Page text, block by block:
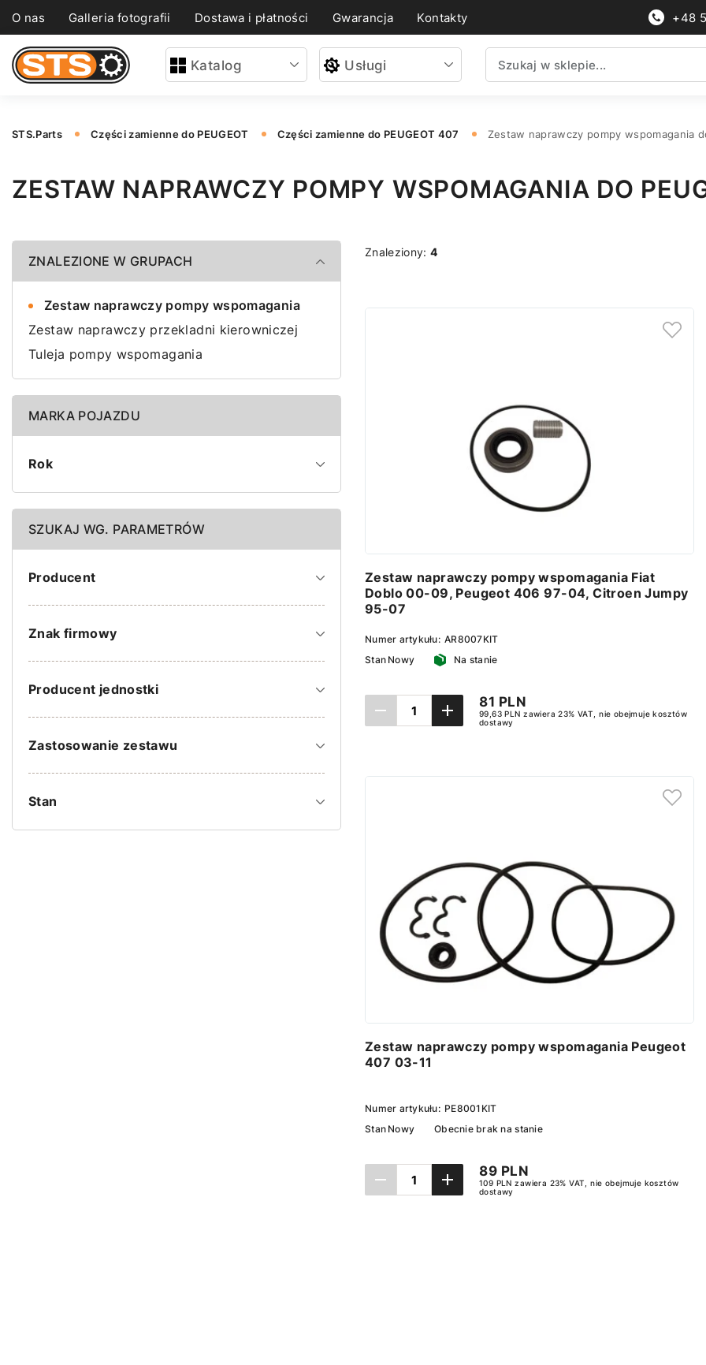
O nas Galleria fotografii Dostawa i płatności Gwarancja Kontakty +48
Katalog Usługi
STS.Parts Części zamienne do PEUGEOT Części zamienne do PEUGEOT 407 Zestaw naprawczy pompy wspomagania
ZESTAW NAPRAWCZY POMPY WSPOMAGANIA DO
ZNALEZIONE W GRUPACH
Zestaw naprawczy przekladni kierowniczej
Zestaw naprawczy pompy wspomagania
Tuleja pompy wspomagania
MARKA POJAZDU
Rok
SZUKAJ WG. PARAMETRÓW
Producent
Znak firmowy
Producent jednostki
Zastosowanie zestawu
Stan
Znaleziony:4
Zestaw naprawczy pompy wspomagania Fiat
Doblo 00-09, Peugeot 406 97-04, Citroen Jumpy
95-07
Numer artykułu: AR8007KIT
Stan Nowy Na stanie
81 PLN
99,63 PLN zawiera 23% VAT, nie obejmuje kosztów
dostawy
Zestaw naprawczy pompy wspomagania Peugeot
407 03-11
Numer artykułu: PE8001KIT
Stan Nowy Obecnie brak na stanie
89 PLN
109 PLN zawiera 23% VAT, nie obejmuje kosztów
dostawy